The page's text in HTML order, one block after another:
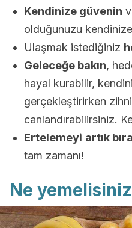
Kendinize güvenin
olduğunuzu
Ulaşmak istediğiniz
Geleceğe bakın,
hayal kurabilir,
gerçekleştirirken
canlandırabilirsiniz.
Ertelemeyi artık
tam zamanı!
Ne